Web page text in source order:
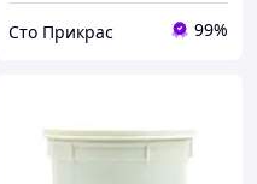
Сто Прикрас 99%